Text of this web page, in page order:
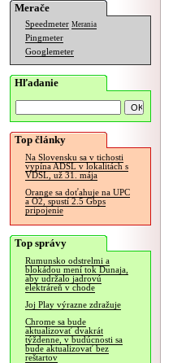
Merače
Speedmeter Merania
Pingmeter
Googlemeter
Hľadanie
Top články
Na Slovensku sa v tichosti
vypína ADSL v lokalitách s
VDSL, už 31. mája
Orange sa doťahuje na UPC
a O2, spustí 2.5 Gbps
pripojenie
Top správy
Rumunsko odstrelmi a
blokádou mení tok Dunaja,
aby udržalo jadrovú
elektráreň v chode
Joj Play výrazne zdražuje
Chrome sa bude
aktualizovať dvakrát
týždenne, v budúcnosti sa
bude aktualizovať bez
reštartov